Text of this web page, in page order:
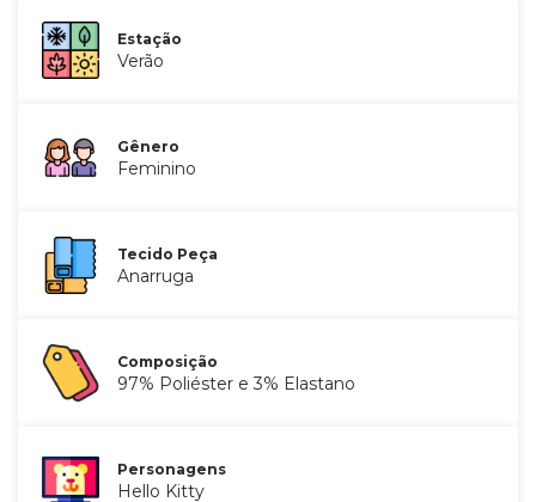
Estação
Verão
Gênero
Feminino
Tecido Peça
Anarruga
Composição
97% Poliéster e 3% Elastano
Personagens
Hello Kitty